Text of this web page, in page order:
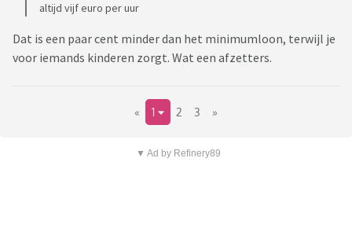
altijd vijf euro per uur
Dat is een paar cent minder dan het minimumloon, terwijl je
voor iemands kinderen zorgt. Wat een afzetters.
« 1 2 3 »
▼ Ad by Refinery89